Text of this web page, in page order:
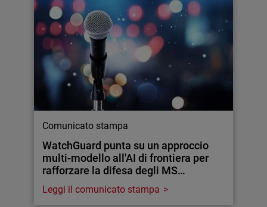
Comunicato stampa
WatchGuard punta su un approccio
multi-modello all'AI di frontiera per
rafforzare la difesa degli MS…
Leggi il comunicato stampa